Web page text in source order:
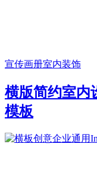
宣传画册室内装饰
横版简约室内
模板